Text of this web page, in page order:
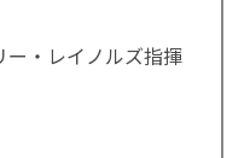
・レイノルズ指揮